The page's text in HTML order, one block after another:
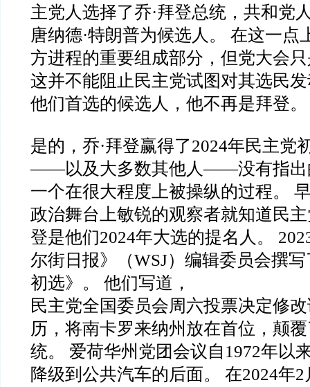
主党人选择了乔·拜登总统，共和党
唐纳德·特朗普为候选人。 在这一点
方进程的重要组成部分，但党大会
这并不能阻止民主党试图对其选民
他们首选的候选人，他不再是拜登。
是的，乔·拜登赢得了2024年民主党
——以及大多数其他人——没有指出
一个在很大程度上被操纵的过程。
政治舞台上敏锐的观察者就知道民
登是他们2024年大选的提名人。
尔街日报》（WSJ）编辑委员会撰
初选》。 他们写道，
民主党全国委员会周六投票决定修
历，将南卡罗来纳州放在首位，颠
统。 爱荷华州党团会议自1972年以
降级到公共汽车的后面。 在2024年